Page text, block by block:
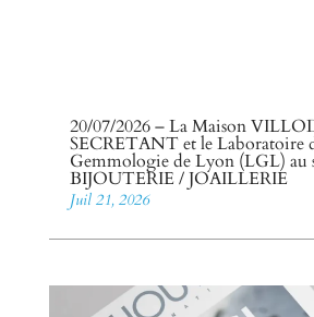
20/07/2026 – La Maison
SECRETANT et le Laboratoire
Gemmologie de Lyon (LGL) au
BIJOUTERIE / JOAILLERIE
Juil 21, 2026